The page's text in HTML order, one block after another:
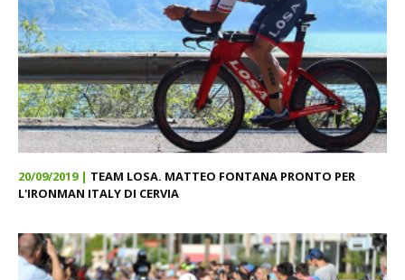
20/09/2019 | TEAM LOSA. MATTEO FONTANA PRONTO PER
L'IRONMAN ITALY DI CERVIA